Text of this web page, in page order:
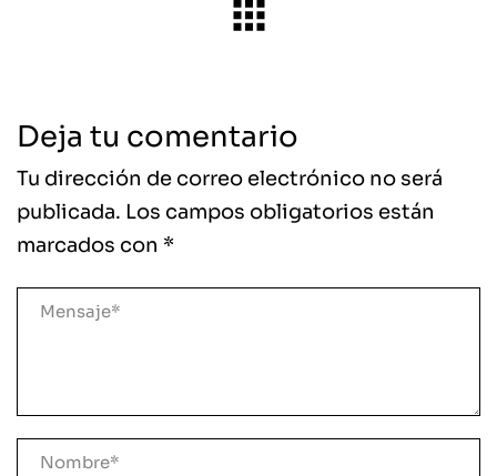
Deja tu comentario
Tu dirección de correo electrónico no será
publicada. Los campos obligatorios están
marcados con *